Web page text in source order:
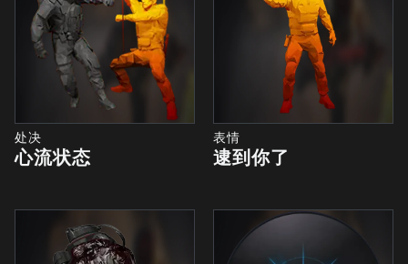
处决
心流状态
表情
逮到你了